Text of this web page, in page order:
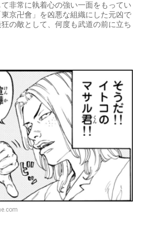
非常に執着心の強い一面をもってい
京卍會」を凶悪な組織にした元凶で
の敵として、何度も武道の前に立ち